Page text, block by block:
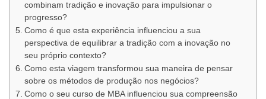
combinam tradição e inovação para impulsionar o
progresso?
Como é que esta experiência influenciou a sua
perspectiva de equilibrar a tradição com a inovação no
seu próprio contexto?
Como esta viagem transformou sua maneira de pensar
sobre os métodos de produção nos negócios?
Como o seu curso de MBA influenciou sua compreensão